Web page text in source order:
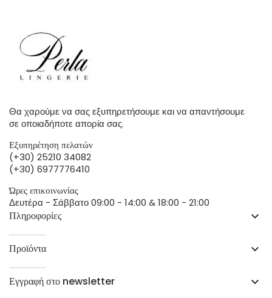
Θα χαρούμε να σας εξυπηρετήσουμε και να απαντήσουμε
σε οποιαδήποτε απορία σας.
Εξυπηρέτηση πελατών
(+30) 25210 34082
(+30) 6977776410
Ώρες επικοινωνίας
Δευτέρα - Σάββατο 09:00 - 14:00 & 18:00 - 21:00
Πληροφορίες keyboard_arrow_down
Προϊόντα keyboard_arrow_down
Εγγραφή στο newsletter keyboard_arrow_down